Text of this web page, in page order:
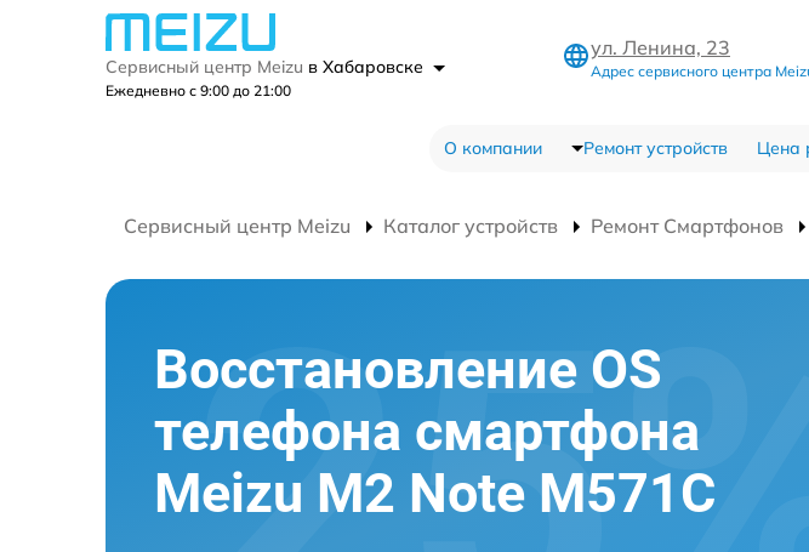
Сервисный центр Meizu в Хабаровске
Ежедневно с 9:00 до 21:00
ул. Ленина, 23
Адрес сервисного центра
О компании Ремонт устройств Цена
Сервисный центр Meizu Каталог устройств Ремонт Смартфонов
Восстановление OS
телефона смартфона
Meizu M2 Note M571C